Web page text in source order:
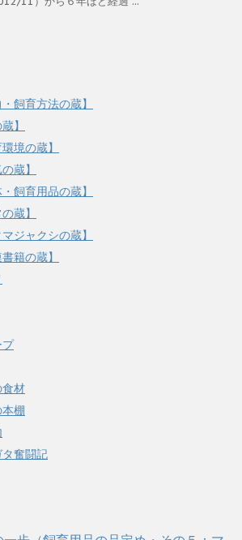
飼育方法の蔵】
】
境の蔵】
蔵】
飼育用品の蔵】
蔵】
ジャクシの蔵】
籍の蔵】
プ
材
棚
奮闘記